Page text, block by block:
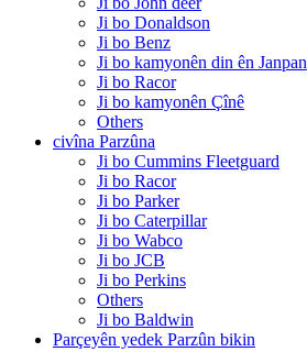
Ji bo Donaldson
Ji bo Benz
Ji bo kamyonên din ên Janpan
Ji bo Racor
Ji bo kamyonên Çînê
Others
civîna Parzûna
Ji bo Cummins Fleetguard
Ji bo Racor
Ji bo Parker
Ji bo Caterpillar
Ji bo Wabco
Ji bo JCB
Ji bo Perkins
Others
Ji bo Baldwin
Parçeyên yedek Parzûn bikin